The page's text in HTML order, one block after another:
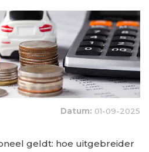
Datum: 01-09-2025
geldt: hoe uitgebreider